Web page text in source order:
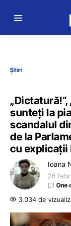
Știri
sunteți la
scandalul
de la
cu explicații
Ioana
26
One
3.034 de